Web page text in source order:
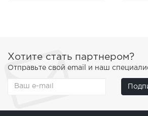
Хотите стать партнером?
Отправьте свой email и наш